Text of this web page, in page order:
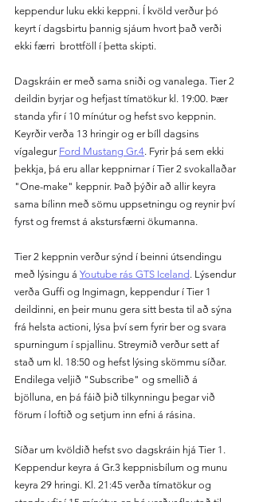
keppendur luku ekki keppni. Í kvöld verður þó
keyrt í dagsbirtu þannig sjáum hvort það verði
ekki færri  brottföll í þetta skipti.
Dagskráin er með sama sniði og vanalega. Tier 2
deildin byrjar og hefjast tímatökur kl. 19:00. Þær
standa yfir í 10 mínútur og hefst svo keppnin.
Keyrðir verða 13 hringir og er bíll dagsins
vígalegur Ford Mustang Gr.4. Fyrir þá sem ekki
þekkja, þá eru allar keppnirnar í Tier 2 svokallaðar
"One-make" keppnir. Það þýðir að allir keyra
sama bílinn með sömu uppsetningu og reynir því
fyrst og fremst á akstursfærni ökumanna.
Tier 2 keppnin verður sýnd í beinni útsendingu
með lýsingu á Youtube rás GTS Iceland. Lýsendur
verða Guffi og Ingimagn, keppendur í Tier 1
deildinni, en þeir munu gera sitt besta til að sýna
frá helsta actioni, lýsa því sem fyrir ber og svara
spurningum í spjallinu. Streymið verður sett af
stað um kl. 18:50 og hefst lýsing skömmu síðar.
Endilega veljið "Subscribe" og smellið á
bjölluna, en þá fáið þið tilkynningu þegar við
förum í loftið og setjum inn efni á rásina.
Síðar um kvöldið hefst svo dagskráin hjá Tier 1.
Keppendur keyra á Gr.3 keppnisbílum og munu
keyra 29 hringi. Kl. 21:45 verða tímatökur og